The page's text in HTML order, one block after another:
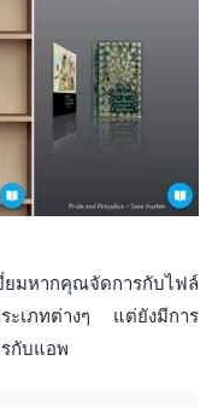
มหากคุณจัดการกับไฟล์
ะเภทต่างๆ แต่ยังมีการ
กับแอพ